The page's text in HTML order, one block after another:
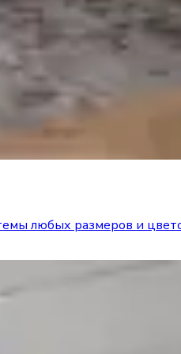
любых размеров и